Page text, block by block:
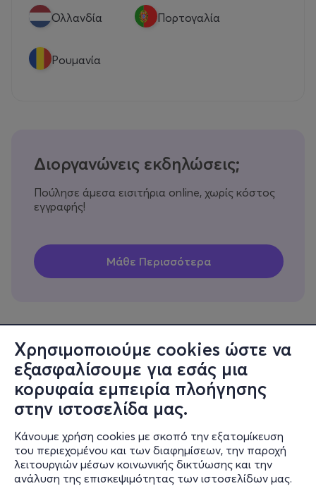
Χρησιμοποιούμε cookies ώστε να
εξασφαλίσουμε για εσάς μια
κορυφαία εμπειρία πλοήγησης
στην ιστοσελίδα μας.
Κάνουμε χρήση cookies με σκοπό την εξατομίκευση
του περιεχομένου και των διαφημίσεων, την παροχή
λειτουργιών μέσων κοινωνικής δικτύωσης και την
ανάλυση της επισκεψιμότητας των ιστοσελίδων μας.
Ολλανδία Πορτογαλία
Ρουμανία
Διοργανώνεις εκδηλώσεις;
Πούλησε άμεσα εισιτήρια online, χωρίς κόστος
εγγραφής!
Πληροφορίες
Υποστήριξη
Stay Connected